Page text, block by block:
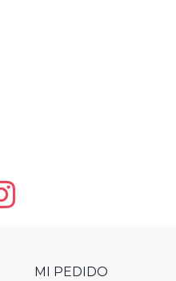
MI PEDIDO